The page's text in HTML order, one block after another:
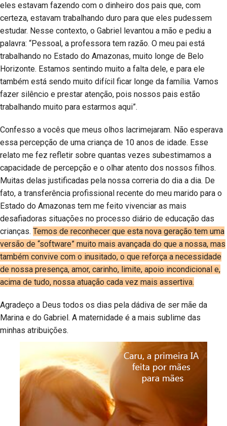
eles estavam fazendo com o dinheiro dos pais que, com
certeza, estavam trabalhando duro para que eles pudessem
estudar. Nesse contexto, o Gabriel levantou a mão e pediu a
palavra: “Pessoal, a professora tem razão. O meu pai está
trabalhando no Estado do Amazonas, muito longe de Belo
Horizonte. Estamos sentindo muito a falta dele, e para ele
também está sendo muito difícil ficar longe da família. Vamos
fazer silêncio e prestar atenção, pois nossos pais estão
trabalhando muito para estarmos aqui”.
Confesso a vocês que meus olhos lacrimejaram. Não esperava
essa percepção de uma criança de 10 anos de idade. Esse
relato me fez refletir sobre quantas vezes subestimamos a
capacidade de percepção e o olhar atento dos nossos filhos.
Muitas delas justificadas pela nossa correria do dia a dia. De
fato, a transferência profissional recente do meu marido para o
Estado do Amazonas tem me feito vivenciar as mais
desafiadoras situações no processo diário de educação das
crianças. Temos de reconhecer que esta nova geração tem uma
versão de “software” muito mais avançada do que a nossa, mas
também convive com o inusitado, o que reforça a necessidade
de nossa presença, amor, carinho, limite, apoio incondicional e,
acima de tudo, nossa atuação cada vez mais assertiva.
Agradeço a Deus todos os dias pela dádiva de ser mãe da
Marina e do Gabriel. A maternidade é a mais sublime das
minhas atribuições.